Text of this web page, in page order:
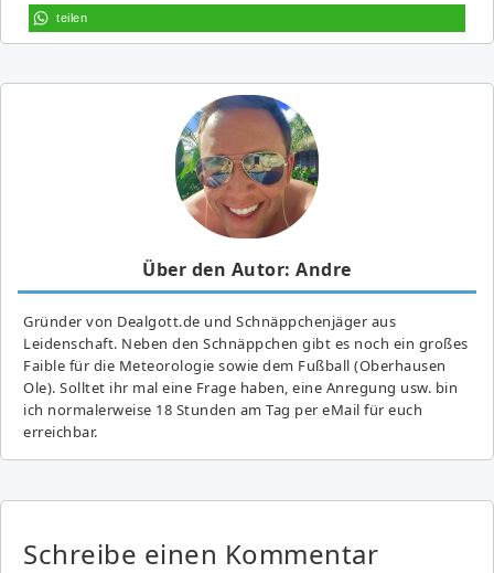
teilen
Über den Autor: Andre
Gründer von Dealgott.de und Schnäppchenjäger aus
Leidenschaft. Neben den Schnäppchen gibt es noch ein großes
Fai­ble für die Meteorologie sowie dem Fußball (Oberhausen
Ole). Solltet ihr mal eine Frage haben, eine Anregung usw. bin
ich normalerweise 18 Stunden am Tag per eMail für euch
erreichbar.
Schreibe einen Kommentar